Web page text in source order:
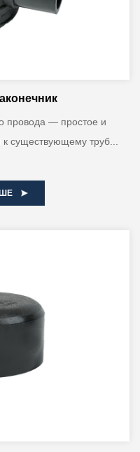
провода — простое и
существующему труб...